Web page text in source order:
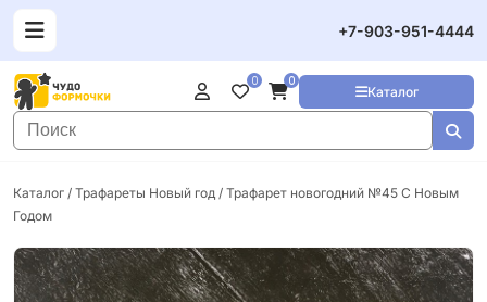
+7-903-951-4444
Каталог
0 0
Каталог / Трафареты Новый год / Трафарет новогодний №45 С Новым
Годом